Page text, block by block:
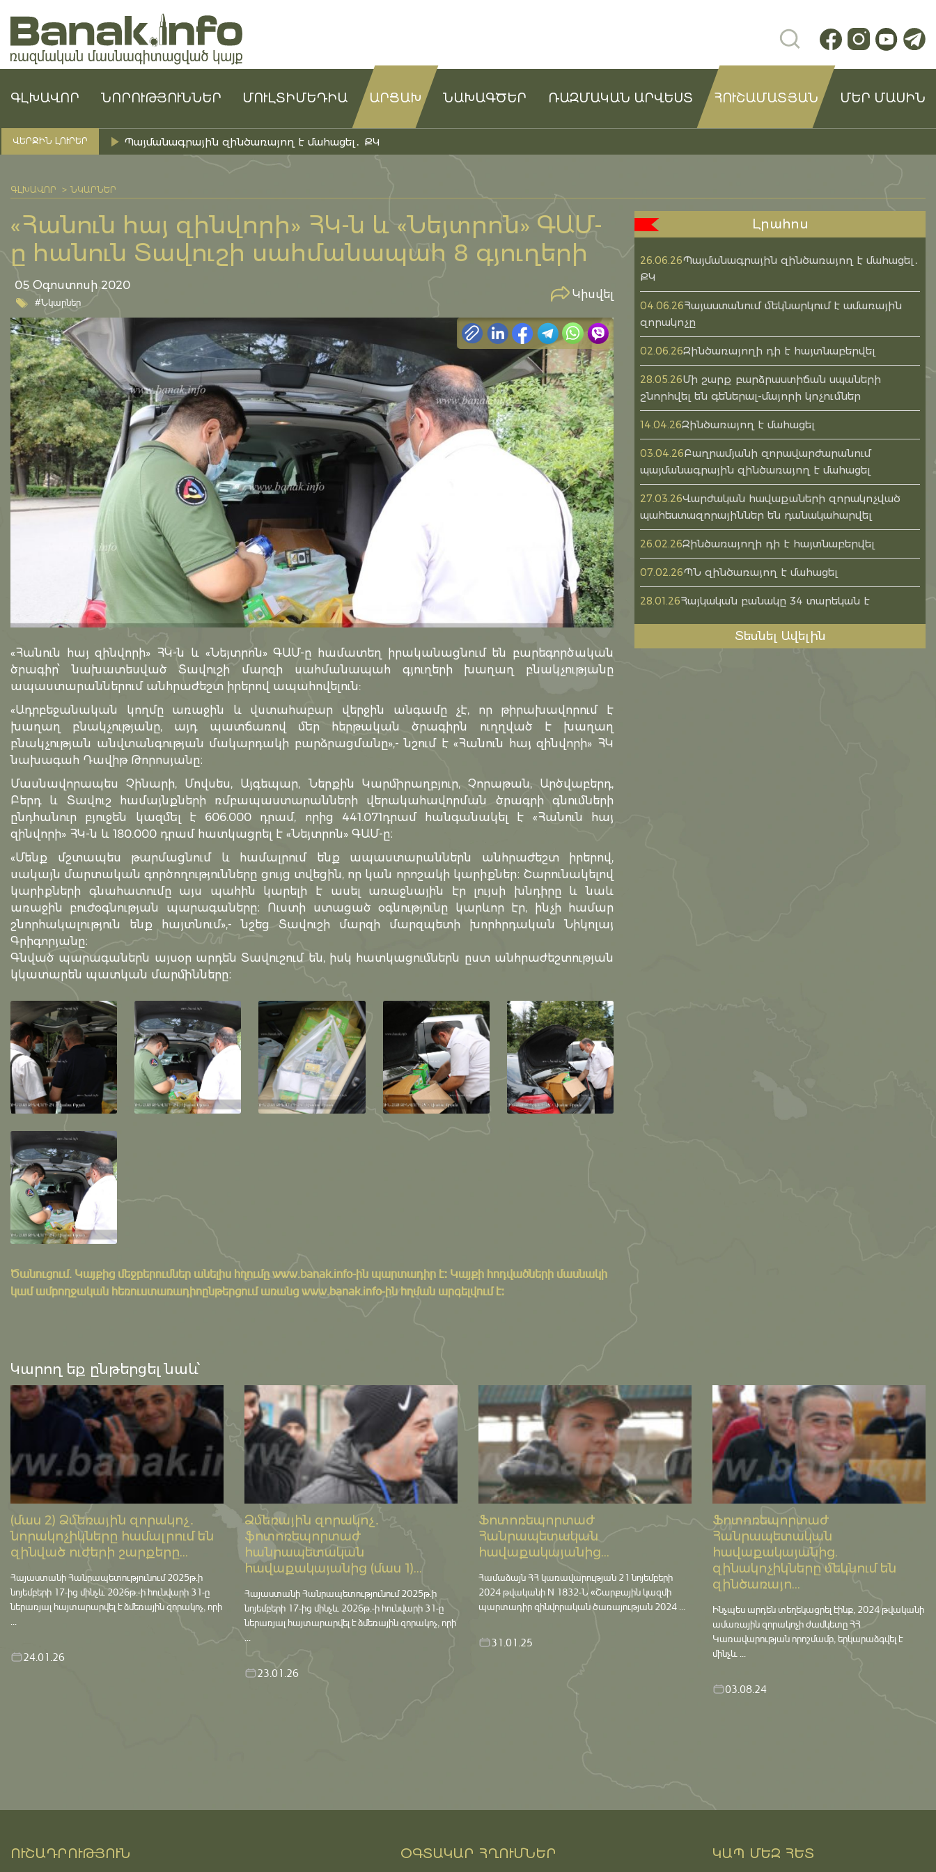
ԳԼԽԱՎՈՐ ՆՈՐՈՒԹՅՈՒՆՆԵՐ ՄՈՒԼՏԻՄԵԴԻԱ ԱՐՑԱԽ ՆԱԽԱԳԾԵՐ ՌԱԶՄԱԿԱՆ ԱՐՎԵՍՏ ՀՈՒՇԱՄԱՏՅԱՆ ՄԵՐ ՄԱՍԻՆ
ՎԵՐՋԻՆ ԼՈՒՐԵՐ Պայմանագրային զինծառայող է մահացել․ ՔԿ
ԳԼԽԱՎՈՐ ՆԿԱՐՆԵՐ
«Հանուն հայ զինվորի» ՀԿ-ն և «Նեյտրոն» ԳԱՄ-
ը հանուն Տավուշի սահմանապահ 8 գյուղերի
05 Օգոստոսի 2020
#Նկարներ
Կիսվել
«Հանուն հայ զինվորի» ՀԿ-ն և «Նեյտրոն» ԳԱՄ-ը համատեղ իրականացնում են բարեգործական
ծրագիր՝ նախատեսված Տավուշի մարզի սահմանապահ գյուղերի խաղաղ բնակչությանը
ապաստարաններում անհրաժեշտ իրերով ապահովելուն:
«Ադրբեջանական կողմը առաջին և վստահաբար վերջին անգամը չէ, որ թիրախավորում է
խաղաղ բնակչությանը, այդ պատճառով մեր հերթական ծրագիրն ուղղված է խաղաղ
բնակչության անվտանգության մակարդակի բարձրացմանը»,- նշում է «Հանուն հայ զինվորի» ՀԿ
նախագահ Դավիթ Թորոսյանը։
Մասնավորապես Չինարի, Մովսես, Այգեպար, Ներքին Կարմիրաղբյուր, Չորաթան, Արծվաբերդ,
Բերդ և Տավուշ համայնքների ռմբապաստարանների վերակահավորման ծրագրի գնումների
ընդհանուր բյուջեն կազմել է 606.000 դրամ, որից 441.071դրամ հանգանակել է «Հանուն հայ
զինվորի» ՀԿ-ն և 180.000 դրամ հատկացրել է «Նեյտրոն» ԳԱՄ-ը։
«Մենք մշտապես թարմացնում և համալրում ենք ապաստարաններն անհրաժեշտ իրերով,
սակայն մարտական գործողությունները ցույց տվեցին, որ կան որոշակի կարիքներ։ Շարունակելով
կարիքների գնահատումը այս պահին կարելի է ասել առաջնային էր լույսի խնդիրը և նաև
առաջին բուժօգնության պարագաները։ Ուստի ստացած օգնությունը կարևոր էր, ինչի համար
շնորհակալություն ենք հայտնում»,- նշեց Տավուշի մարզի մարզպետի խորհրդական Նիկոլայ
Գրիգորյանը։
Գնված պարագաներն այսօր արդեն Տավուշում են, իսկ հատկացումներն ըստ անհրաժեշտության
կկատարեն պատկան մարմինները։
Ծանուցում․ Կայքից մեջբերումներ անելիս հղումըwww.banak.info-ին պարտադիր է: Կայքի հոդվածների մասնակի
կամ ամբողջական հեռուստառադիոընթերցում առանց www.banak.info-ին հղման արգելվում է:
Լրահոս
26.06.26Պայմանագրային զինծառայող է մահացել․
ՔԿ
04.06.26Հայաստանում մեկնարկում է ամառային
զորակոչը
02.06.26Զինծառայողի դի է հայտնաբերվել
28.05.26Մի շարք բարձրաստիճան սպաների
շնորհվել են գեներալ-մայորի կոչումներ
14.04.26Զինծառայող է մահացել
03.04.26Բաղրամյանի զորավարժարանում
պայմանագրային զինծառայող է մահացել
27.03.26Վարժական հավաքաների զորակոչված
պահեստազորայիններ են դանակահարվել
26.02.26Զինծառայողի դի է հայտնաբերվել
07.02.26ՊՆ զինծառայող է մահացել
28.01.26Հայկական բանակը 34 տարեկան է
Տեսնել Ավելին
Կարող եք ընթերցել նաև՝
(մաս 2) Ձմեռային զորակոչ․
նորակոչիկները համալրում են
զինված ուժերի շարքերը...
Հայաստանի Հանրապետությունում 2025թ․ի
նոյեմբերի 17-ից մինչև 2026թ․-ի հունվարի 31-ը
ներառյալ հայտարարվել է ձմեռային զորակոչ, որի
24.01.26
Ձմեռային զորակոչ․
ֆոտոռեպորտաժ
հանրապետական
հավաքակայանից (մաս 1)...
Հայաստանի Հանրապետությունում 2025թ․ի
նոյեմբերի 17-ից մինչև 2026թ․-ի հունվարի 31-ը
ներառյալ հայտարարվել է ձմեռային զորակոչ, որի
...
23.01.26
Ֆոտոռեպորտաժ
Հանրապետական
հավաքակայանից...
Համաձայն ՀՀ կառավարության 21 նոյեմբերի
2024 թվականի N 1832-Ն «Շարքային կազմի
պարտադիր զինվորական ծառայության 2024 ...
31.01.25
Ֆոտոռեպորտաժ
Հանրապետական
հավաքակայանից.
զինակոչիկները մեկնում են
զինծառայո...
Ինչպես արդեն տեղեկացրել էինք, 2024 թվականի
ամառային զորակոչի ժամկետը ՀՀ
Կառավարության որոշմամբ, երկարաձգվել է
մինչև ...
03.08.24
ՈՒՇԱԴՐՈՒԹՅՈՒՆ ՕԳՏԱԿԱՐ ՀՂՈՒՄՆԵՐ ԿԱՊ ՄԵԶ ՀԵՏ